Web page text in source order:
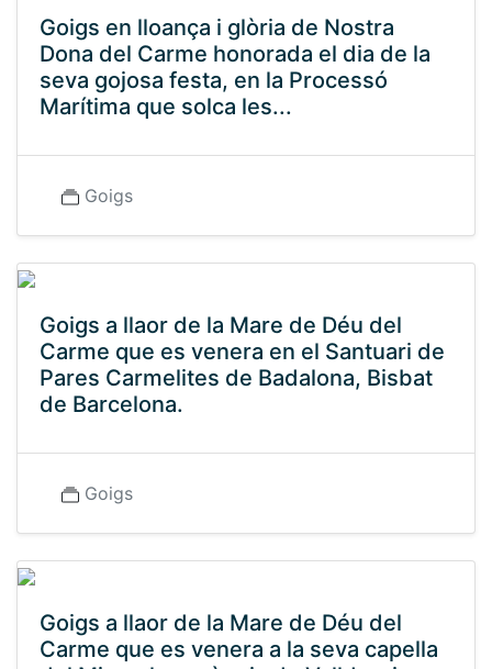
Goigs en lloança i glòria de Nostra
Dona del Carme honorada el dia de la
seva gojosa festa, en la Processó
Marítima que solca les...
Goigs
Goigs a llaor de la Mare de Déu del
Carme que es venera en el Santuari de
Pares Carmelites de Badalona, Bisbat
de Barcelona.
Goigs
Goigs a llaor de la Mare de Déu del
Carme que es venera a la seva capella